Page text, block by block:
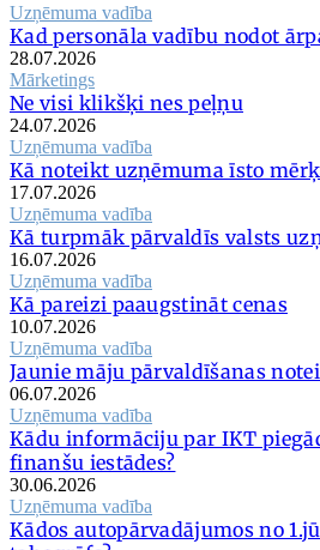
Uzņēmuma vadība
Kad personāla vadību nodot
28.07.2026
Mārketings
Ne visi klikšķi nes peļņu
24.07.2026
Uzņēmuma vadība
Kā noteikt uzņēmuma īsto
17.07.2026
Uzņēmuma vadība
Kā turpmāk pārvaldīs valsts
16.07.2026
Uzņēmuma vadība
Kā pareizi paaugstināt cenas
10.07.2026
Uzņēmuma vadība
Jaunie māju pārvaldīšanas
06.07.2026
Uzņēmuma vadība
Kādu informāciju par IKT
finanšu iestādes?
30.06.2026
Uzņēmuma vadība
Kādos autopārvadājumos no